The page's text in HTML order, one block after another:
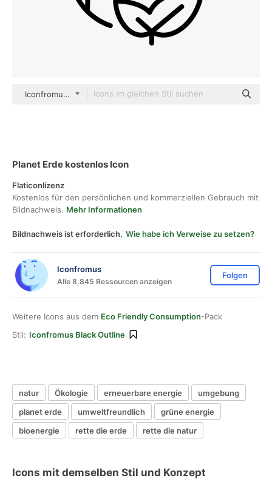
Iconfromus black outline
Planet Erde kostenlos Icon
Flaticonlizenz
Kostenlos für den persönlichen und kommerziellen Gebrauch mit
Bildnachweis. Mehr Informationen
Bildnachweis ist erforderlich. Wie habe ich Verweise zu setzen?
Iconfromus
Alle 8,845 Ressourcen anzeigen
Folgen
Weitere Icons aus dem Eco Friendly Consumption-Pack
Stil: Iconfromus Black Outline
natur Ökologie erneuerbare energie
umgebung
planet erde
umweltfreundlich
grüne energie
bioenergie
rette die erde rette die natur
Icons mit demselben Stil und Konzept